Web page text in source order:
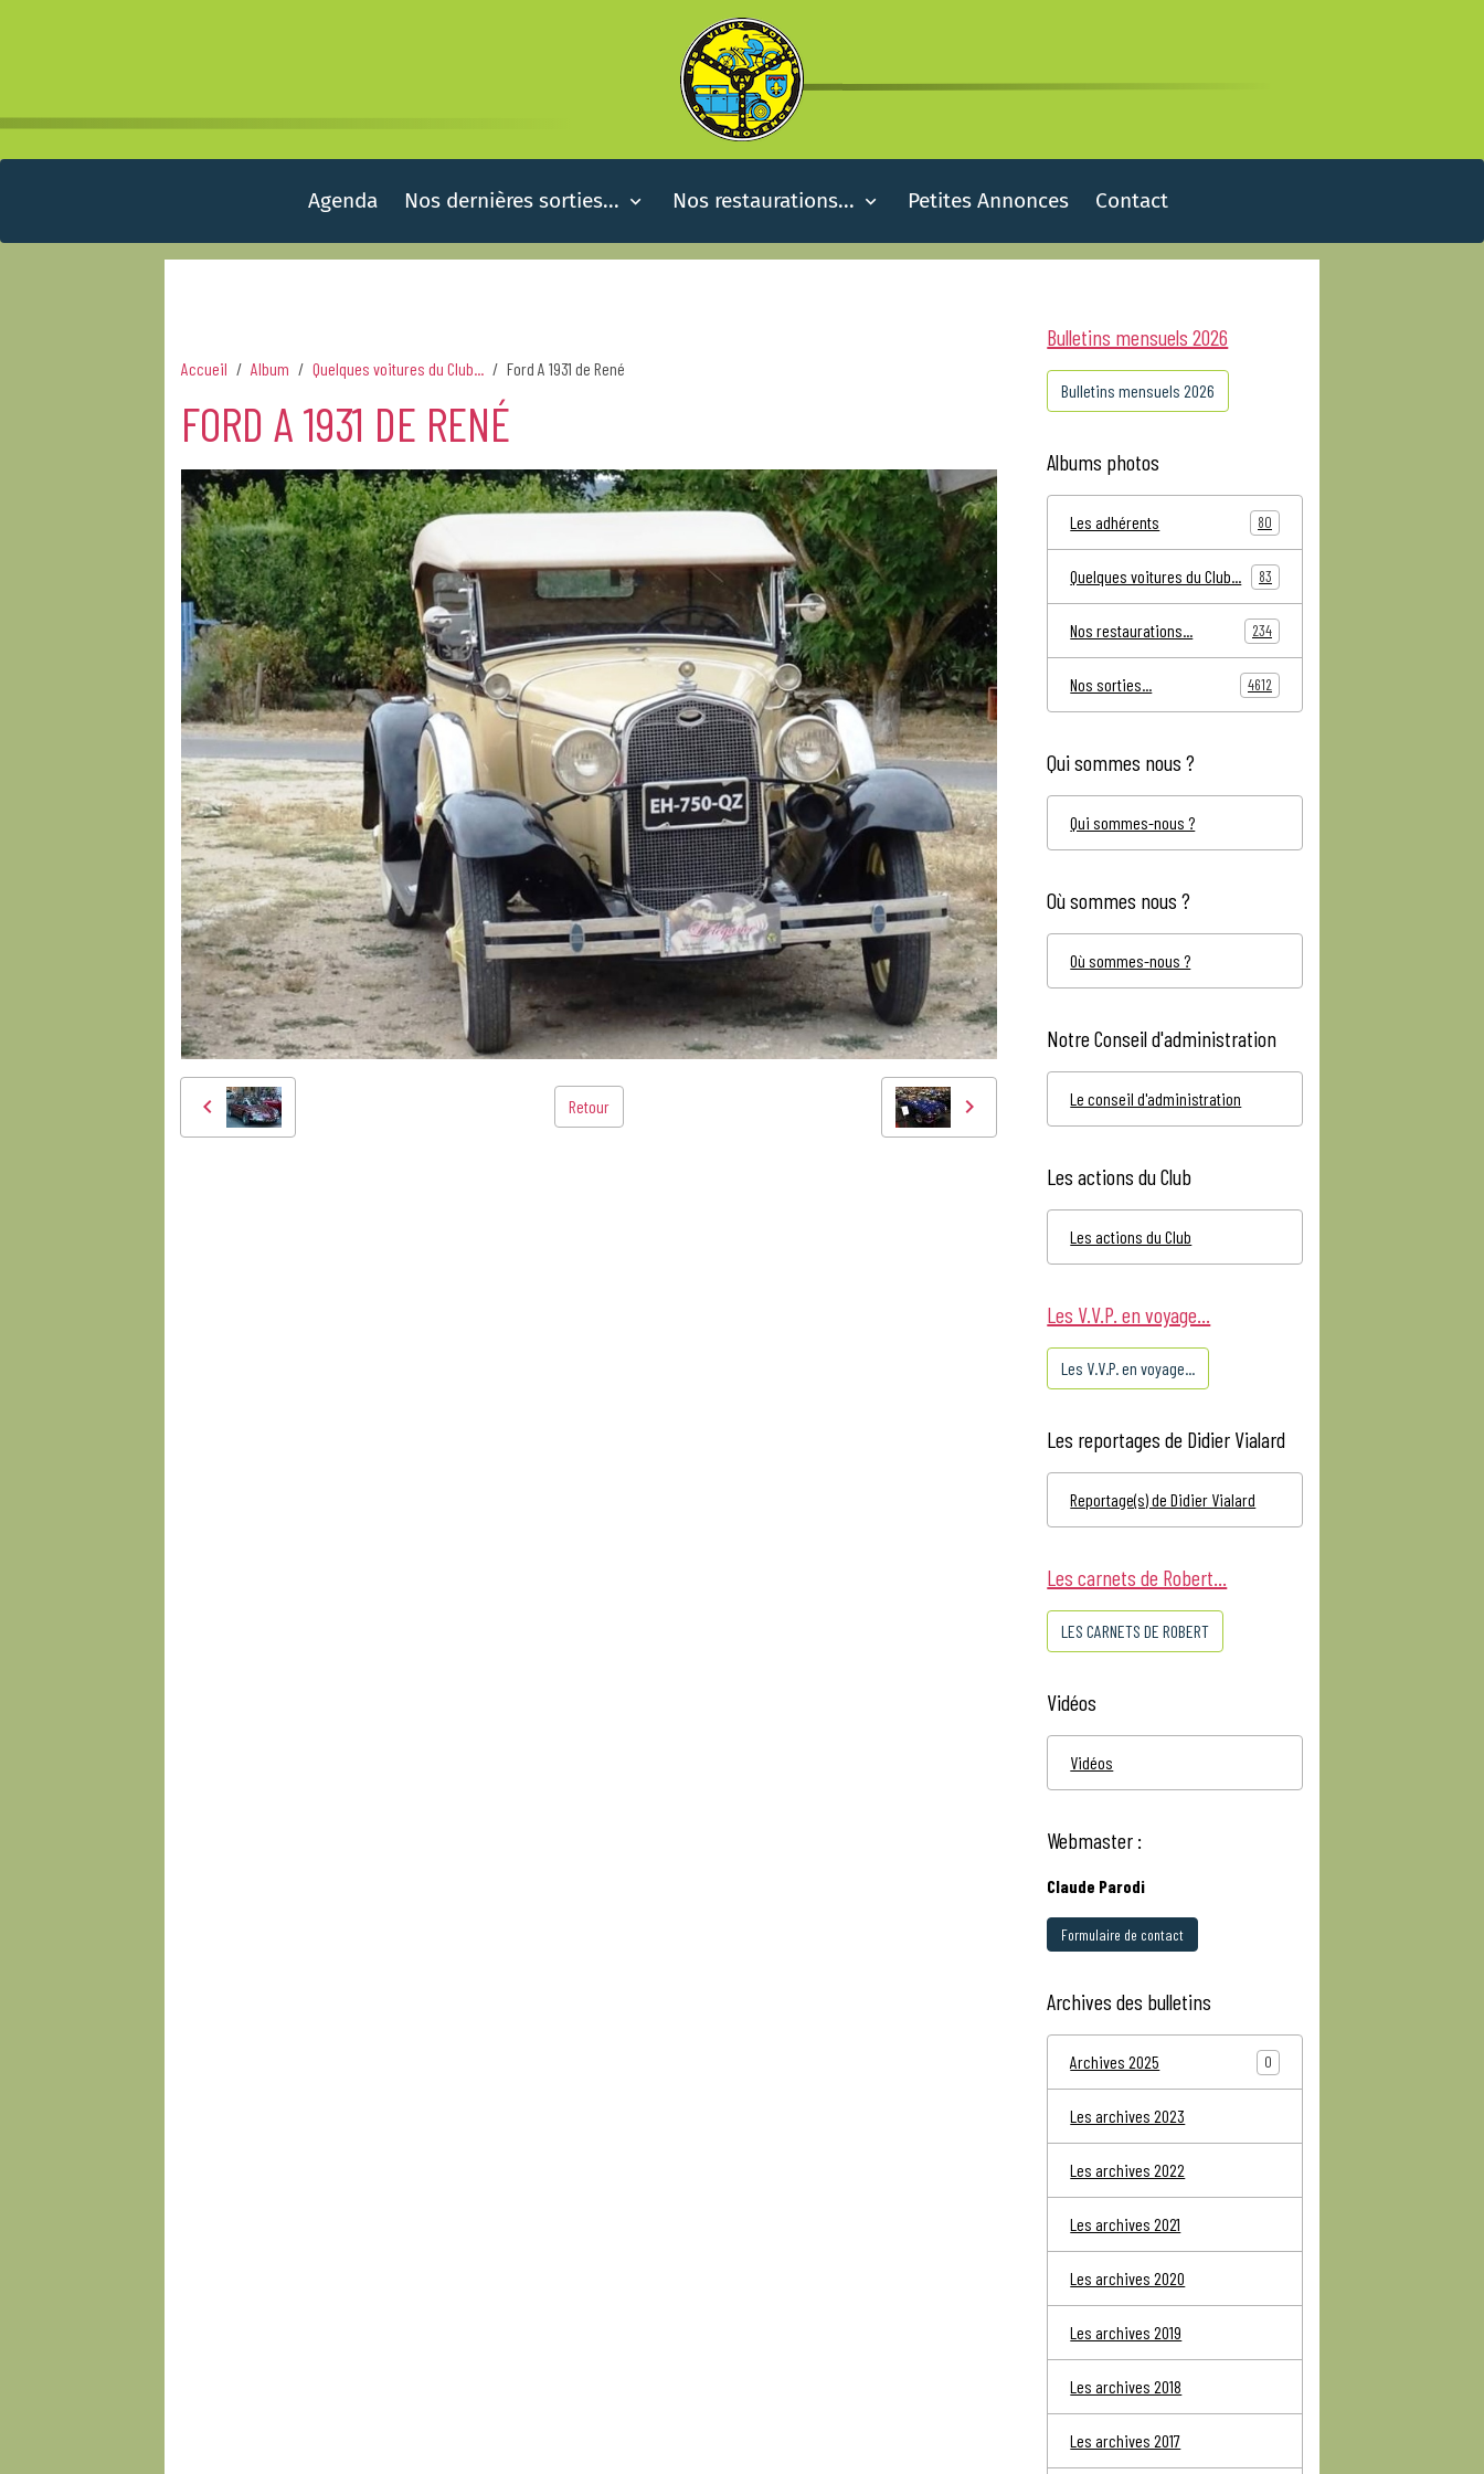
Agenda Nos dernières sorties... Nos restaurations... Petites Annonces Contact
Accueil Album Quelques voitures du Club... Ford A 1931 de René
FORD A 1931 DE RENÉ
Retour
Bulletins mensuels 2026
Bulletins mensuels 2026
Albums photos
Les adhérents 80
Quelques voitures du Club... 83
Nos restaurations... 234
Nos sorties... 4612
Qui sommes nous ?
Qui sommes-nous ?
Où sommes nous ?
Où sommes-nous ?
Notre Conseil d'administration
Le conseil d'administration
Les actions du Club
Les actions du Club
Les V.V.P. en voyage...
Les V.V.P. en voyage...
Les reportages de Didier Vialard
Reportage(s) de Didier Vialard
Les carnets de Robert...
LES CARNETS DE ROBERT
Vidéos
Vidéos
Webmaster :
Claude Parodi
Formulaire de contact
Archives des bulletins
Archives 2025 0
Les archives 2023
Les archives 2022
Les archives 2021
Les archives 2020
Les archives 2019
Les archives 2018
Les archives 2017